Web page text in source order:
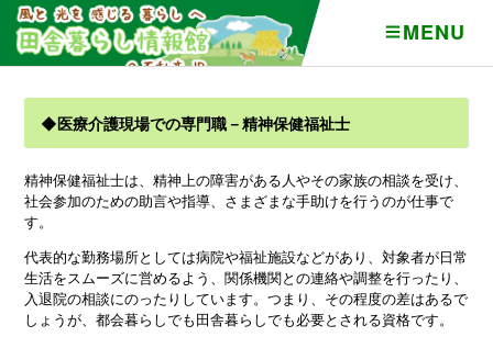
MENU
◆医療介護現場での専門職－精神保健福祉士
精神保健福祉士は、精神上の障害がある人やその家族の相談を受け、
社会参加のための助言や指導、さまざまな手助けを行うのが仕事で
す。
代表的な勤務場所としては病院や福祉施設などがあり、対象者が日常
生活をスムーズに営めるよう、関係機関との連絡や調整を行ったり、
入退院の相談にのったりしています。つまり、その程度の差はあるで
しょうが、都会暮らしでも田舎暮らしでも必要とされる資格です。